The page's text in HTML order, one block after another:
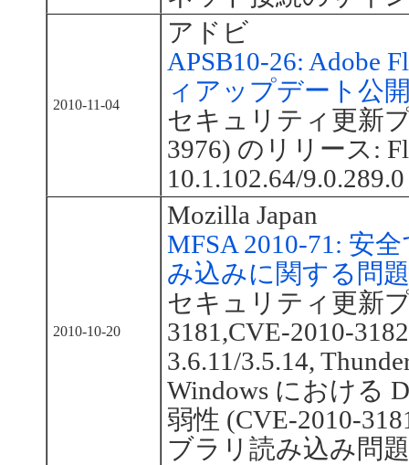
2010-11-04
アドビ
APSB10-26: Adobe
ィアップデート公
セキュリティ更新
3976) のリリース:
10.1.102.64/9.0.289.0
2010-10-20
Mozilla Japan
MFSA 2010-71: 安
み込みに関する問題
セキュリティ更新
3181,CVE-2010-
3.6.11/3.5.14,
Windows における
弱性 (CVE-2010-
ブラリ読み込み問